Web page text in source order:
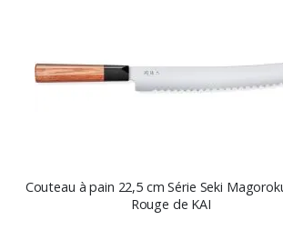
Couteau à pain 22,5 cm Série Seki
Rouge de KAI